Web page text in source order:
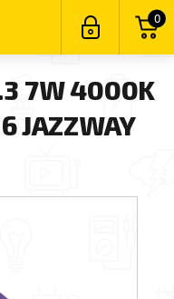
0
7W 4000K
JAZZWAY